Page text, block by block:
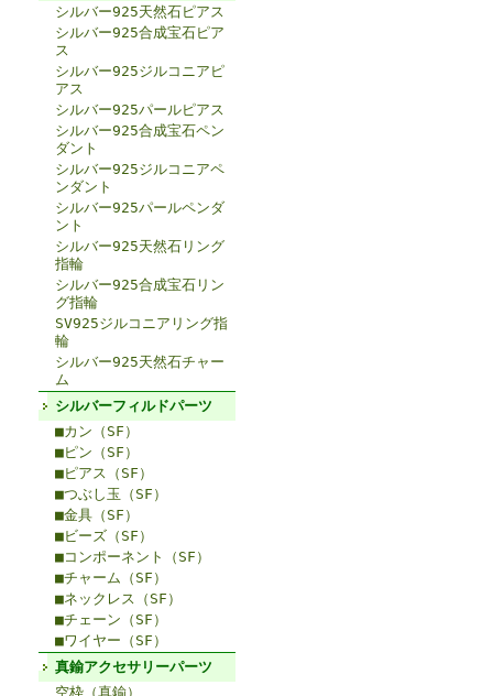
シルバー925天然石ピアス
シルバー925合成宝石ピア
ス
シルバー925ジルコニアピ
アス
シルバー925パールピアス
シルバー925合成宝石ペン
ダント
シルバー925ジルコニアペ
ンダント
シルバー925パールペンダ
ント
シルバー925天然石リング
指輪
シルバー925合成宝石リン
グ指輪
SV925ジルコニアリング指
輪
シルバー925天然石チャー
ム
シルバーフィルドパーツ
■カン（SF）
■ピン（SF）
■ピアス（SF）
■つぶし玉（SF）
■金具（SF）
■ビーズ（SF）
■コンポーネント（SF）
■チャーム（SF）
■ネックレス（SF）
■チェーン（SF）
■ワイヤー（SF）
真鍮アクセサリーパーツ
空枠（真鍮）